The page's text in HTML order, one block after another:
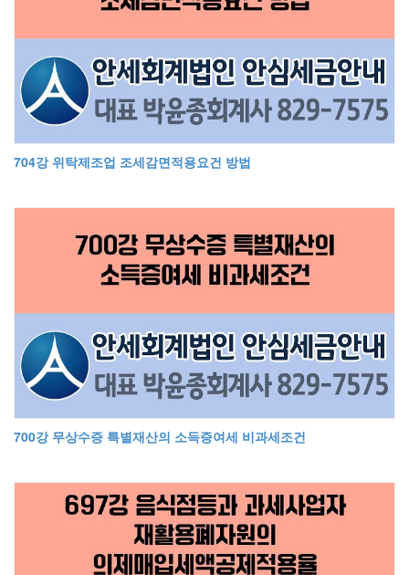
704강 위탁제조업 조세감면적용요건 방법
700강 무상수증 특별재산의 소득증여세 비과세조건